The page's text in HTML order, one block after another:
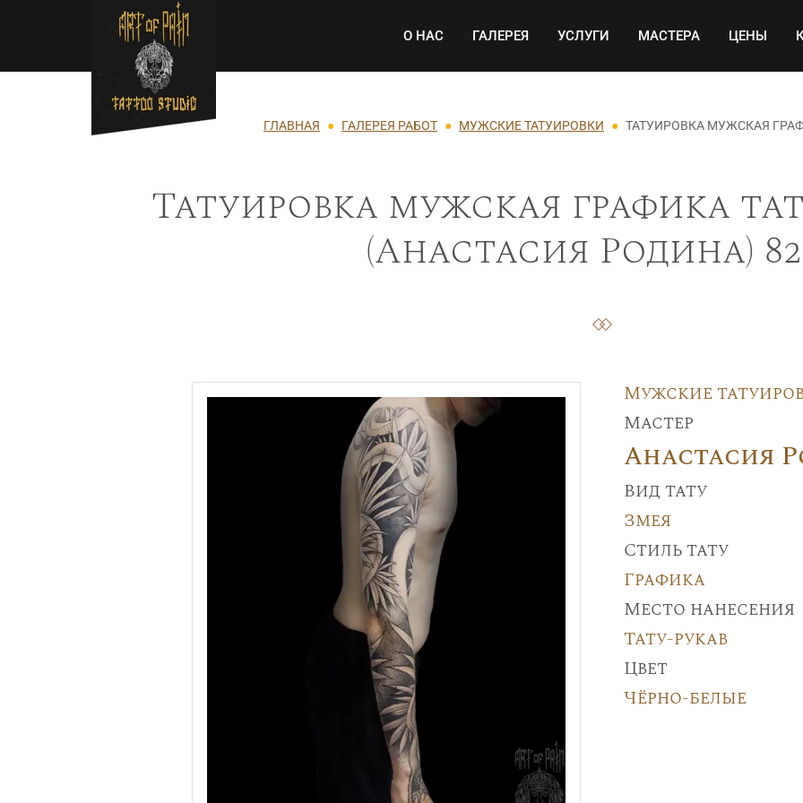
Перейти к основному содержанию Основная навигация
О НАС ГАЛЕРЕЯ УСЛУГИ МАСТЕРА ЦЕНЫ
Строка навигации
ГЛАВНАЯ ГАЛЕРЕЯ РАБОТ МУЖСКИЕ ТАТУИРОВКИ ТАТУИРОВКА МУЖСКАЯ
Татуировка мужская графика
(Анастасия Родина)
Мужские
Мастер
Анастасия
Вид тату
Змея
Стиль тату
Графика
Место нанесения
Тату-рукав
Цвет
Чёрно-белые